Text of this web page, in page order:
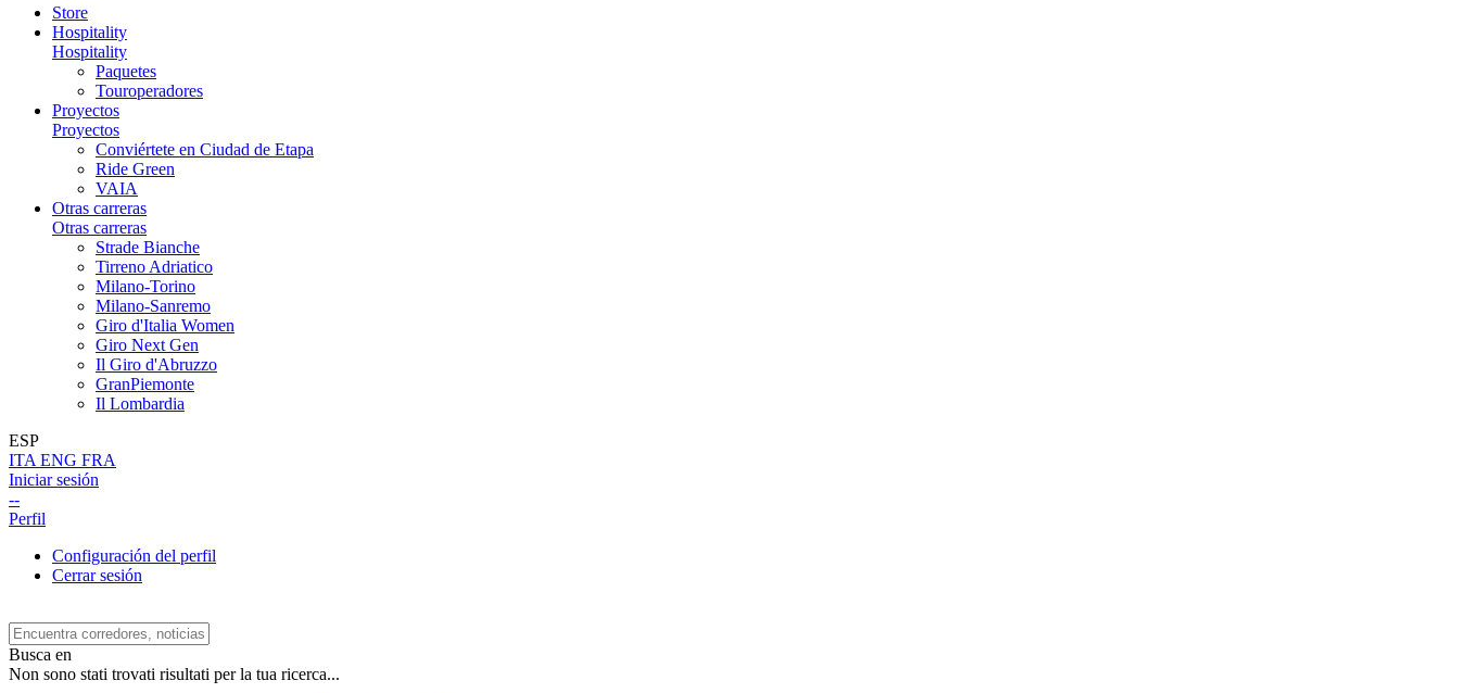
Store
Hospitality
Hospitality
Paquetes
Touroperadores
Proyectos
Proyectos
Conviértete en Ciudad de Etapa
Ride Green
VAIA
Otras carreras
Otras carreras
Strade Bianche
Tirreno Adriatico
Milano-Torino
Milano-Sanremo
Giro d'Italia Women
Giro Next Gen
Il Giro d'Abruzzo
GranPiemonte
Il Lombardia
ESP
ITA ENG FRA
Iniciar sesión
--
Perfil
Configuración del perfil
Cerrar sesión
Busca en
Non sono stati trovati risultati per la tua ricerca...